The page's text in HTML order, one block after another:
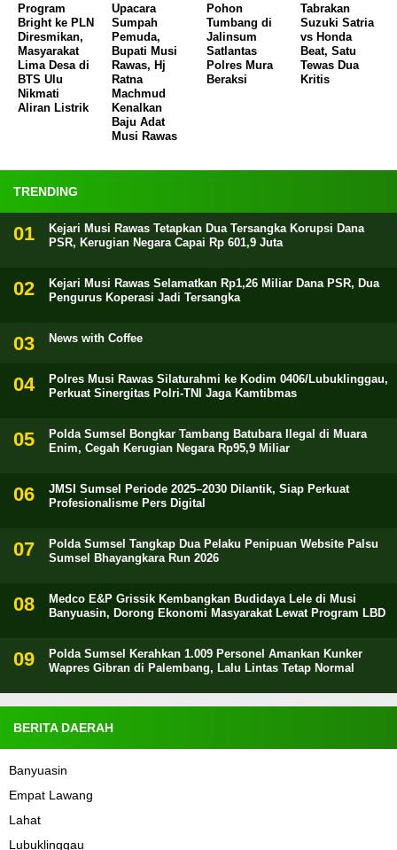
Program
Bright ke PLN
Diresmikan,
Masyarakat
Lima Desa di
BTS Ulu
Nikmati
Aliran Listrik
Upacara
Sumpah
Pemuda,
Bupati Musi
Rawas, Hj
Ratna
Machmud
Kenalkan
Baju Adat
Musi Rawas
Pohon
Tumbang di
Jalinsum
Satlantas
Polres Mura
Beraksi
Tabrakan
Suzuki Satria
vs Honda
Beat, Satu
Tewas Dua
Kritis
TRENDING
Kejari Musi Rawas Tetapkan Dua Tersangka Korupsi Dana
PSR, Kerugian Negara Capai Rp 601,9 Juta
Kejari Musi Rawas Selamatkan Rp1,26 Miliar Dana PSR, Dua
Pengurus Koperasi Jadi Tersangka
News with Coffee
Polres Musi Rawas Silaturahmi ke Kodim 0406/Lubuklinggau,
Perkuat Sinergitas Polri-TNI Jaga Kamtibmas
Polda Sumsel Bongkar Tambang Batubara Ilegal di Muara
Enim, Cegah Kerugian Negara Rp95,9 Miliar
JMSI Sumsel Periode 2025–2030 Dilantik, Siap Perkuat
Profesionalisme Pers Digital
Polda Sumsel Tangkap Dua Pelaku Penipuan Website Palsu
Sumsel Bhayangkara Run 2026
Medco E&P Grissik Kembangkan Budidaya Lele di Musi
Banyuasin, Dorong Ekonomi Masyarakat Lewat Program LBD
Polda Sumsel Kerahkan 1.009 Personel Amankan Kunker
Wapres Gibran di Palembang, Lalu Lintas Tetap Normal
BERITA DAERAH
Banyuasin
Empat Lawang
Lahat
Lubuklinggau